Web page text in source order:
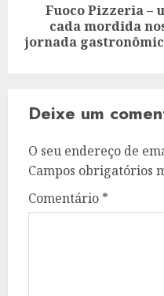
Artigo
seguinte:
Fuoco Pizzeria –
cada mordida
jornada
Deixe um
O seu endereço de
Campos obrigatórios
Comentário *